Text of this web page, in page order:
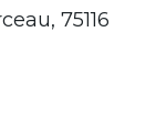
75116